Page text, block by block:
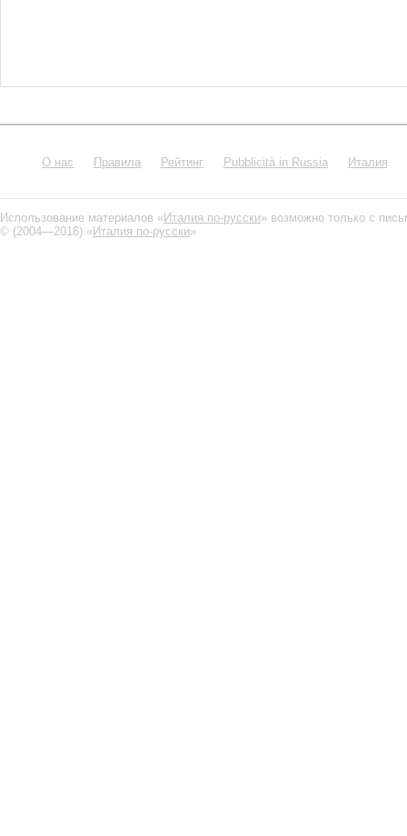
О нас Правила Рейтинг Pubblicità in Russia Италия
Использование материалов «Италия по-русски» возможно только с
© (2004—2016) «Италия по-русски»